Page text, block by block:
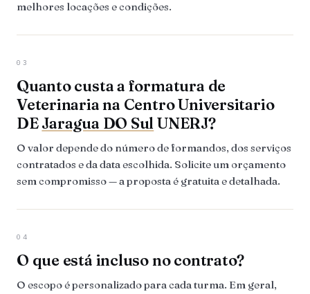
melhores locações e condições.
03
Quanto custa a formatura de
Veterinaria na Centro Universitario
DEJaragua DO SulUNERJ?
O valor depende do número de formandos, dos serviços
contratados e da data escolhida. Solicite um orçamento
sem compromisso — a proposta é gratuita e detalhada.
04
O que está incluso no contrato?
O escopo é personalizado para cada turma. Em geral,